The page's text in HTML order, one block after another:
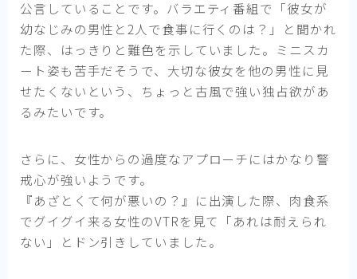
公言していることです。バラエティ番組で「彼女が
幼なじみの男性と2人で食事に行くのは？」と聞かれ
た際、はっきりと難色を示していました。ミニスカ
ート姿も苦手だそうで、大切な彼女を他の男性に見
せたくないという、ちょっと古風で強い独占欲があ
るみたいです。
さらに、女性からの過度なアプローチにはかなり警
戒心が強いようです。
『あざとくて何が悪いの？』に出演した際、肉食系
でグイグイ来る女性のVTRを見て「あれは耐えられ
ない」とドン引きしていました。